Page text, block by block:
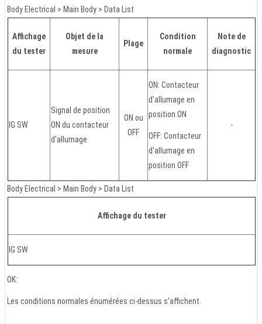
Body Electrical > Main Body > Data List
Affichage
du tester
Objet de la
mesure
Plage
Condition
normale
Note de
diagnostic
IG SW
Signal de position
ON du contacteur
d'allumage
ON ou
OFF
ON: Contacteur
d'allumage en
position ON
OFF: Contacteur
d'allumage en
position OFF
-
Body Electrical > Main Body > Data List
Affichage du tester
IG SW
OK:
Les conditions normales énumérées ci-dessus s'affichent.